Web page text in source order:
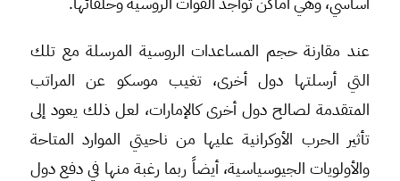
عند مقارنة حجم المساعدات الروسية المرسلة مع تلك
التي أرسلتها دول أخرى، تغيب موسكو عن المراتب
المتقدمة لصالح دول أخرى كالإمارات، لعل ذلك يعود إلى
تأثير الحرب الأوكرانية عليها من ناحيتي الموارد المتاحة
والأولويات الجيوسياسية، أيضاً ربما رغبة منها في دفع دول